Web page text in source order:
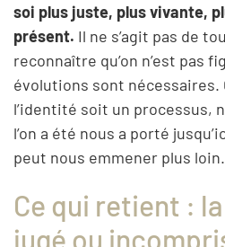
soi plus juste, plus vivante,
présent. Il ne s’agit pas de
reconnaître qu’on n’est pas
évolutions sont nécessaires.
l’identité soit un processus,
l’on a été nous a porté
peut nous emmener plus loin.
Ce qui retient :
jugé ou